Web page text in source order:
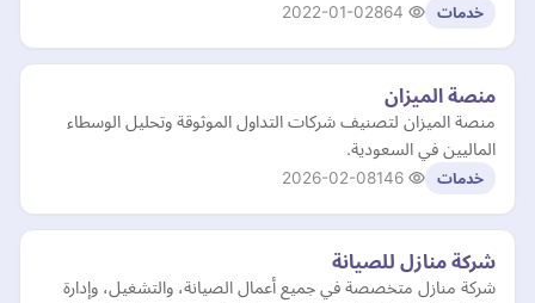
خدمات 2022-01-02
منصة الميزان
منصة الميزان لتصنيف شركات التداول الموثوقة وتحليل الوسطاء
الماليين في السعودية.
خدمات 2026-02-08
شركة منازل للصيانة
شركة منازل متخصصة في جميع أعمال الصيانة، والتشغيل، وإدارة